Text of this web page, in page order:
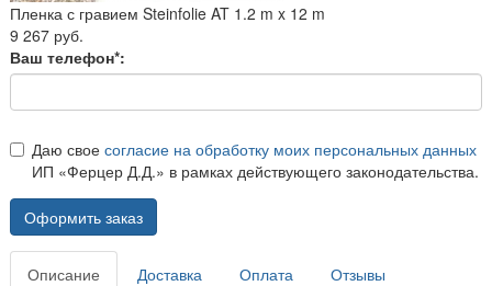
Пленка с гравием Steinfolie AT 1.2 m x 12 m
9 267 руб.
Ваш телефон*:
Даю свое согласие на обработку моих персональных данных
ИП «Ферцер Д.Д.» в рамках действующего законодательства.
Оформить заказ
Описание Доставка Оплата Отзывы